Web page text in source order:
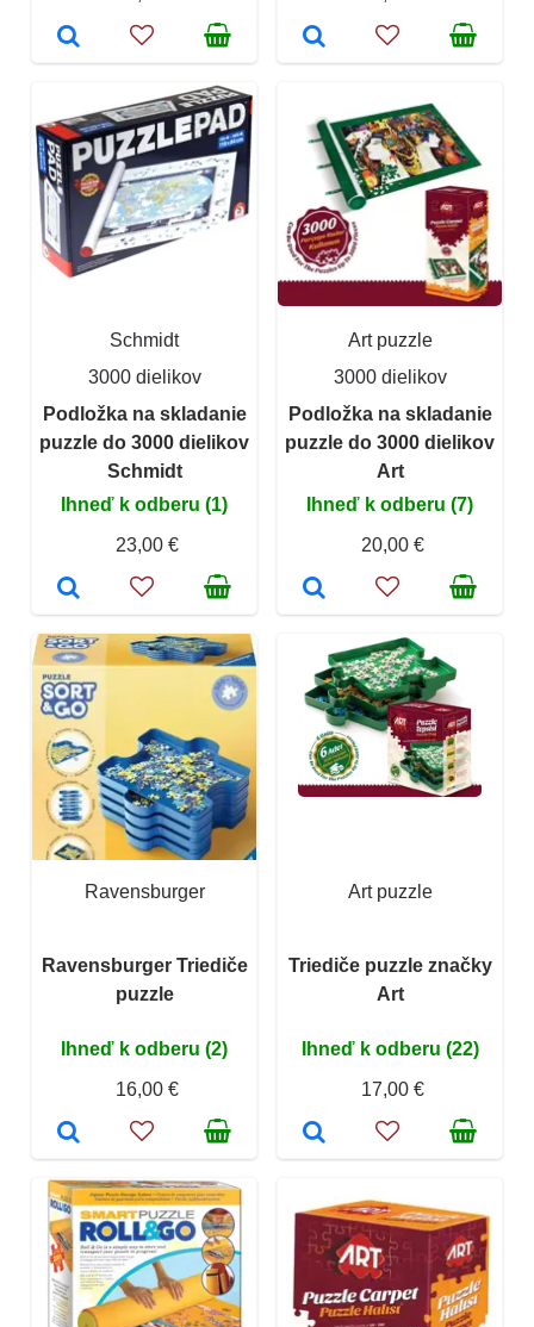
Schmidt
3000 dielikov
Podložka na skladanie
puzzle do 3000 dielikov
Schmidt
Ihneď k odberu (1)
23,00 €
Art puzzle
3000 dielikov
Podložka na skladanie
puzzle do 3000 dielikov
Art
Ihneď k odberu (7)
20,00 €
Ravensburger
Ravensburger Triediče
puzzle
Ihneď k odberu (2)
16,00 €
Art puzzle
Triediče puzzle značky
Art
Ihneď k odberu (22)
17,00 €